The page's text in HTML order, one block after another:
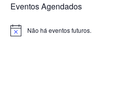
Eventos Agendados
Notice Não há eventos futuros.